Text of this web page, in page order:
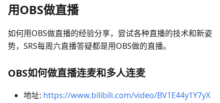
用OBS做直播
如何用OBS做直播的经验分享，尝试各种直播的技术和新姿
势，SRS每周六直播答疑都是用OBS做的直播。
OBS如何做直播连麦和多人连麦
地址: https://www.bilibili.com/video/BV1E44y1Y7yX